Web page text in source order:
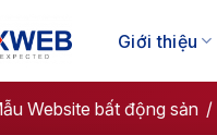
Giới thiệu
Website bất động sản​ /